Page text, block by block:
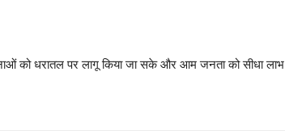
को धरातल पर लागू किया जा सके और आम जनता को सीधा लाभ